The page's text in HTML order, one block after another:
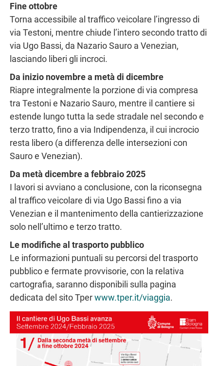
Fine ottobre
Torna accessibile al traffico veicolare l’ingresso di
via Testoni, mentre chiude l’intero secondo tratto di
via Ugo Bassi, da Nazario Sauro a Venezian,
lasciando liberi gli incroci.
Da inizio novembre a metà di dicembre
Riapre integralmente la porzione di via compresa
tra Testoni e Nazario Sauro, mentre il cantiere si
estende lungo tutta la sede stradale nel secondo e
terzo tratto, fino a via Indipendenza, il cui incrocio
resta libero (a differenza delle intersezioni con
Sauro e Venezian).
Da metà dicembre a febbraio 2025
I lavori si avviano a conclusione, con la riconsegna
al traffico veicolare di via Ugo Bassi fino a via
Venezian e il mantenimento della cantierizzazione
solo nell’ultimo e terzo tratto.
Le modifiche al trasporto pubblico
Le informazioni puntuali su percorsi del trasporto
pubblico e fermate provvisorie, con la relativa
cartografia, saranno disponibili sulla pagina
dedicata del sito Tperwww.tper.it/viaggia.